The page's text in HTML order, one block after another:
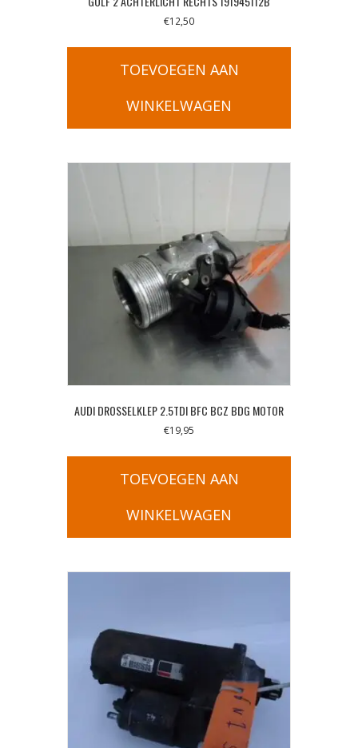
€12,50
TOEVOEGEN AAN
WINKELWAGEN
AUDI DROSSELKLEP 2.5TDI BFC BCZ BDG MOTOR
€19,95
TOEVOEGEN AAN
WINKELWAGEN